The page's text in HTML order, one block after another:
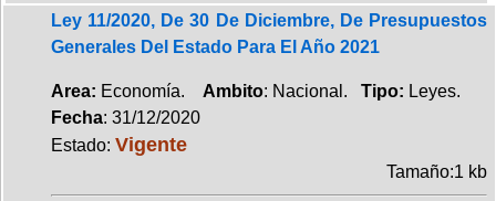
Ley 11/2020, De 30 De Diciembre, De Presupuestos
Generales Del Estado Para El Año 2021
Area: Economía. Ambito: Nacional. Tipo: Leyes.
Fecha: 31/12/2020
Estado: Vigente
Tamaño:1 kb